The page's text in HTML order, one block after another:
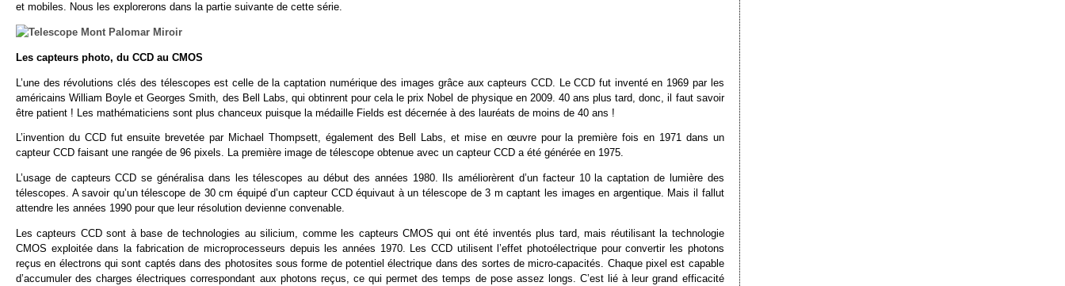
et mobiles. Nous les explorerons dans la partie suivante de cette série.
Les capteurs photo, du CCD au CMOS
L’une des révolutions clés des télescopes est celle de la captation numérique des images grâce aux capteurs CCD. Le CCD fut inventé en 1969 par les
américains William Boyle et Georges Smith, des Bell Labs, qui obtinrent pour cela le prix Nobel de physique en 2009. 40 ans plus tard, donc, il faut savoir
être patient ! Les mathématiciens sont plus chanceux puisque la médaille Fields est décernée à des lauréats de moins de 40 ans !
L’invention du CCD fut ensuite brevetée par Michael Thompsett, également des Bell Labs, et mise en œuvre pour la première fois en 1971 dans un
capteur CCD faisant une rangée de 96 pixels. La première image de télescope obtenue avec un capteur CCD a été générée en 1975.
L’usage de capteurs CCD se généralisa dans les télescopes au début des années 1980. Ils améliorèrent d’un facteur 10 la captation de lumière des
télescopes. A savoir qu’un télescope de 30 cm équipé d’un capteur CCD équivaut à un télescope de 3 m captant les images en argentique. Mais il fallut
attendre les années 1990 pour que leur résolution devienne convenable.
Les capteurs CCD sont à base de technologies au silicium, comme les capteurs CMOS qui ont été inventés plus tard, mais réutilisant la technologie
CMOS exploitée dans la fabrication de microprocesseurs depuis les années 1970. Les CCD utilisent l’effet photoélectrique pour convertir les photons
reçus en électrons qui sont captés dans des photosites sous forme de potentiel électrique dans des sortes de micro-capacités. Chaque pixel est capable
d’accumuler des charges électriques correspondant aux photons reçus, ce qui permet des temps de pose assez longs. C’est lié à leur grand efficacité